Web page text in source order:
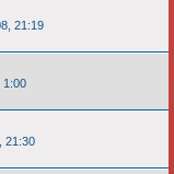
21:19
1:00
21:30